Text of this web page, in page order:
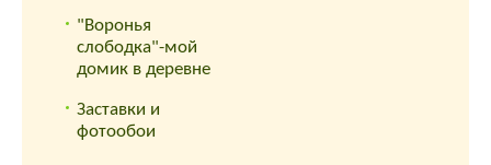
"Воронья
слободка"-мой
домик в деревне
Заставки и
фотообои